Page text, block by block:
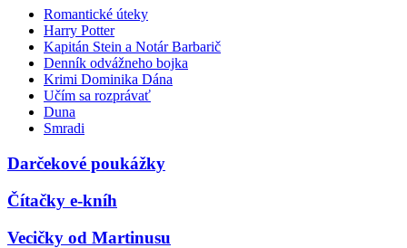
Romantické úteky
Harry Potter
Kapitán Stein a Notár Barbarič
Denník odvážneho bojka
Krimi Dominika Dána
Učím sa rozprávať
Duna
Smradi
Darčekové poukážky
Čítačky e-kníh
Vecičky od Martinusu